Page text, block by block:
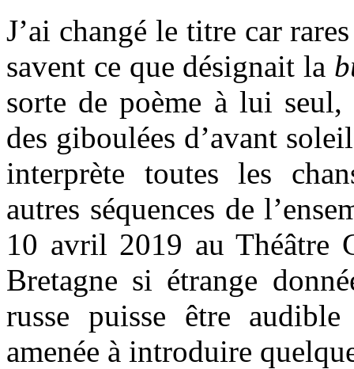
J’ai changé le titre car
savent ce que désignait la
sorte de poème à lui
des giboulées d’avant
interprète toutes les
autres séquences de
10 avril 2019 au Théâtre
Bretagne si étrange
russe puisse être
amenée à introduire